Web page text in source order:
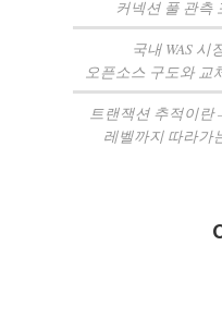
커넥션 풀 관측
국내 WAS 시
오픈소스 구도와 교
트랜잭션 추적이란
레벨까지 따라가